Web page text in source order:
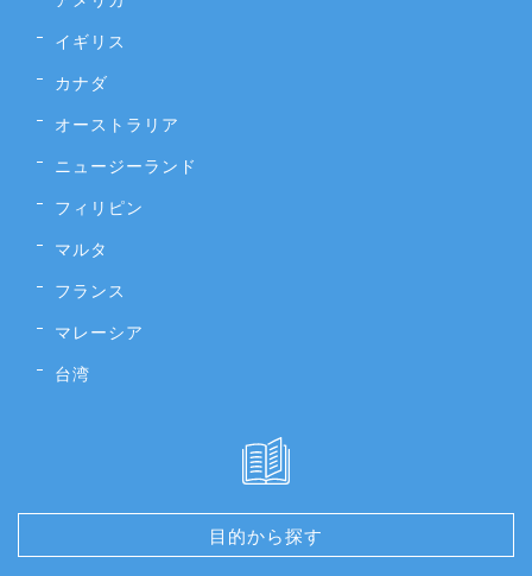
イギリス
カナダ
オーストラリア
ニュージーランド
フィリピン
マルタ
フランス
マレーシア
台湾
目的から探す